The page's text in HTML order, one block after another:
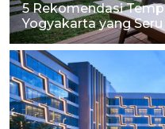
5 Rekomendasi
Yogyakarta yang